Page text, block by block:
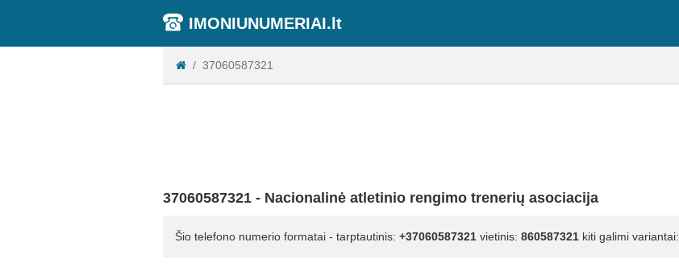
IMONIUNUMERIAI.lt
37060587321
37060587321 - Nacionalinė atletinio rengimo trenerių asociacija
Šio telefono numerio formatai - tarptautinis: +37060587321 vietinis: 860587321 kiti galimi variantai: